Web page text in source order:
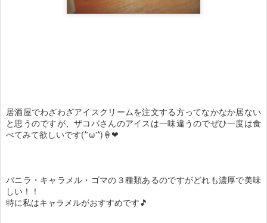
居酒屋でわざわざアイスクリームを注文する方ってなかなか居ない
と思うのですが、ザコバさんのアイスは一味違うのでぜひ一度は食
べてみて欲しいです(*'ω'*)🍦❤
バニラ・キャラメル・ゴマの３種類あるのですがどれも濃厚で美味
しい！！
特に私はキャラメルがおすすめです🎵